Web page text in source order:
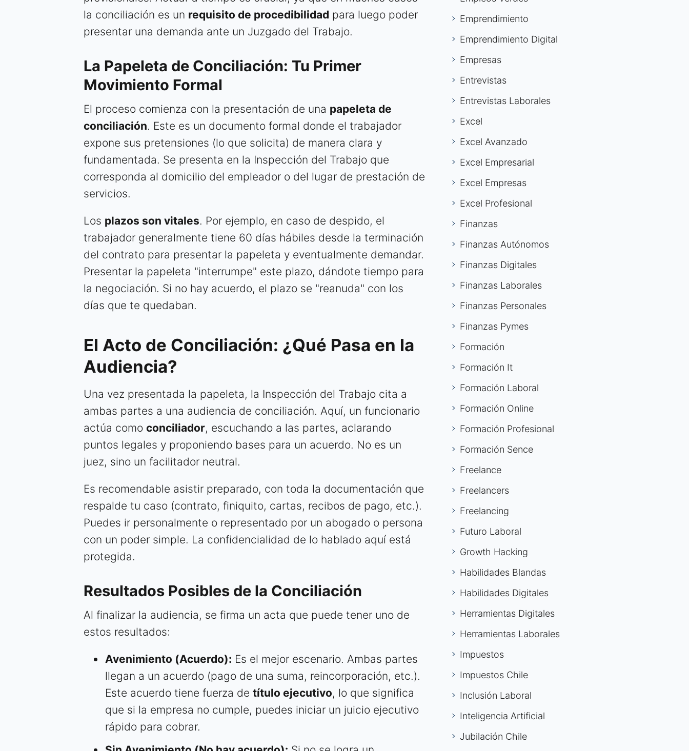
la conciliación es un requisito de procedibilidad para luego poder
presentar una demanda ante un Juzgado del Trabajo.
La Papeleta de Conciliación: Tu Primer
Movimiento Formal
El proceso comienza con la presentación de una papeleta de
conciliación. Este es un documento formal donde el trabajador
expone sus pretensiones (lo que solicita) de manera clara y
fundamentada. Se presenta en la Inspección del Trabajo que
corresponda al domicilio del empleador o del lugar de prestación de
servicios.
Los plazos son vitales. Por ejemplo, en caso de despido, el
trabajador generalmente tiene 60 días hábiles desde la terminación
del contrato para presentar la papeleta y eventualmente demandar.
Presentar la papeleta "interrumpe" este plazo, dándote tiempo para
la negociación. Si no hay acuerdo, el plazo se "reanuda" con los
días que te quedaban.
El Acto de Conciliación: ¿Qué Pasa en la
Audiencia?
Una vez presentada la papeleta, la Inspección del Trabajo cita a
ambas partes a una audiencia de conciliación. Aquí, un funcionario
actúa como conciliador, escuchando a las partes, aclarando
puntos legales y proponiendo bases para un acuerdo. No es un
juez, sino un facilitador neutral.
Es recomendable asistir preparado, con toda la documentación que
respalde tu caso (contrato, finiquito, cartas, recibos de pago, etc.).
Puedes ir personalmente o representado por un abogado o persona
con un poder simple. La confidencialidad de lo hablado aquí está
protegida.
Resultados Posibles de la Conciliación
Al finalizar la audiencia, se firma un acta que puede tener uno de
estos resultados:
Avenimiento (Acuerdo): Es el mejor escenario. Ambas partes
llegan a un acuerdo (pago de una suma, reincorporación, etc.).
Este acuerdo tiene fuerza de título ejecutivo, lo que significa
que si la empresa no cumple, puedes iniciar un juicio ejecutivo
rápido para cobrar.
Emprendimiento
Emprendimiento Digital
Empresas
Entrevistas
Entrevistas Laborales
Excel
Excel Avanzado
Excel Empresarial
Excel Empresas
Excel Profesional
Finanzas
Finanzas Autónomos
Finanzas Digitales
Finanzas Laborales
Finanzas Personales
Finanzas Pymes
Formación
Formación It
Formación Laboral
Formación Online
Formación Profesional
Formación Sence
Freelance
Freelancers
Freelancing
Futuro Laboral
Growth Hacking
Habilidades Blandas
Habilidades Digitales
Herramientas Digitales
Herramientas Laborales
Impuestos
Impuestos Chile
Inclusión Laboral
Inteligencia Artificial
Jubilación Chile